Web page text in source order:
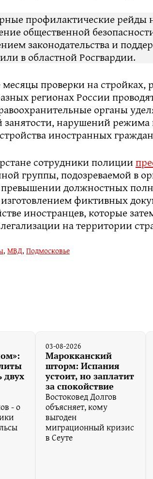
профилактические рейды
общественной
законодательства и
в областной Росгвардии.
месяцы проверки на
регионах России
органы
занятости, нарушений
иностранных
сотрудники полиции
группы, подозреваемой в
должностных
фиктивных
иностранцев, которые
на территории
, МВД, Подмосковье
двух
- о
03-08-2026
Марокканский
шторм: Испания
устоит, но заплатит
за спокойствие
Востоковед Долгов
объясняет, кому
выгоден
миграционный кризис
в Сеуте